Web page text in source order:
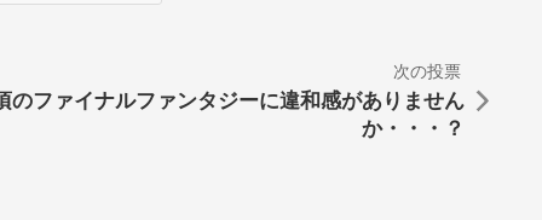
次の投票
のファイナルファンタジーに違和感がありません
か・・・？